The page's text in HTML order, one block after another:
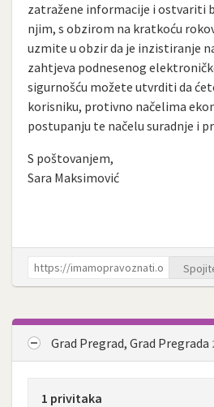
zatražene informacije i ostvariti
njim, s obzirom na kratkoću
uzmite u obzir da je inzistiranje
zahtjeva podnesenog
sigurnošću možete utvrditi da
korisniku, protivno načelima
postupanju te načelu suradnje i
S poštovanjem,
Sara Maksimović
Grad Pregrad, Grad Pregrada
1 privitaka